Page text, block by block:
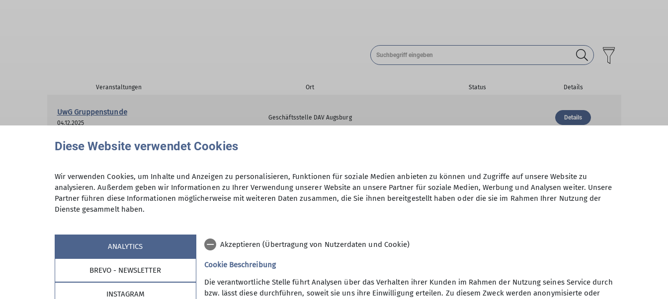
Veranstaltungen Ort Status Details
UwG Gruppenstunde
04.12.2025
Geschäftsstelle DAV Augsburg Details
UwG Gruppenstunde
Diese Website verwendet Cookies
Wir verwenden Cookies, um Inhalte und Anzeigen zu personalisieren, Funktionen für soziale Medien anbieten zu können und Zugriffe auf unsere Website zu
analysieren. Außerdem geben wir Informationen zu Ihrer Verwendung unserer Website an unsere Partner für soziale Medien, Werbung und Analysen weiter. Unsere
Partner führen diese Informationen möglicherweise mit weiteren Daten zusammen, die Sie ihnen bereitgestellt haben oder die sie im Rahmen Ihrer Nutzung der
Dienste gesammelt haben.
ANALYTICS
BREVO - NEWSLETTER
INSTAGRAM
Akzeptieren (Übertragung von Nutzerdaten und Cookie)
Cookie Beschreibung
Die verantwortliche Stelle führt Analysen über das Verhalten ihrer Kunden im Rahmen der Nutzung seines Service durch
bzw. lässt diese durchführen, soweit sie uns ihre Einwilligung erteilen. Zu diesem Zweck werden anonymisierte oder